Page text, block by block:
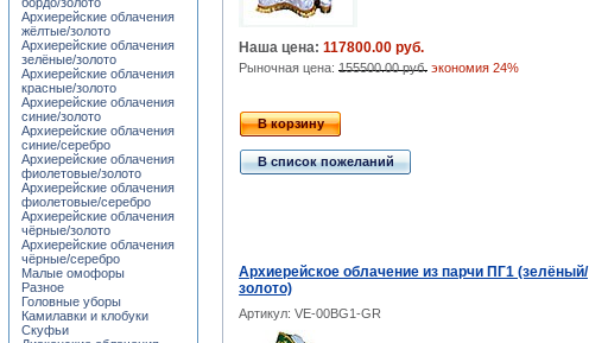
Наша цена: 117800.00 руб.
Рыночная цена: 155500.00 руб. экономия 24%
В корзину
В список пожеланий
Архиерейское облачение из парчи ПГ1 (зелёный/
золото)
Артикул: VE-00BG1-GR
Архиерейские облачения
жёлтые/золото
Архиерейские облачения
зелёные/золото
Архиерейские облачения
красные/золото
Архиерейские облачения
синие/золото
Архиерейские облачения
синие/серебро
Архиерейские облачения
фиолетовые/золото
Архиерейские облачения
фиолетовые/серебро
Архиерейские облачения
чёрные/золото
Архиерейские облачения
чёрные/серебро
Малые омофоры
Разное
Головные уборы
Камилавки и клобуки
Скуфьи